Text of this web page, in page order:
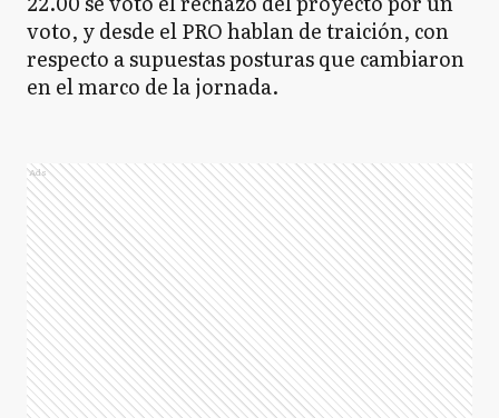
voto, y desde el PRO hablan de traición, con
respecto a supuestas posturas que cambiaron
en el marco de la jornada.
Ads